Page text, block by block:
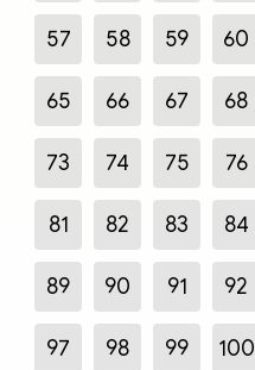
57 58 59 60
65 66 67 68
73 74 75 76
81 82 83 84
89 90 91 92
97 98 99 100